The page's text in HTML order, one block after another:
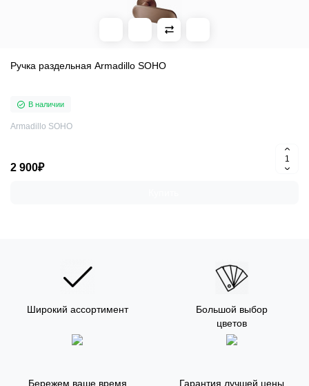
Ручка раздельная Armadillo SOHO
В наличии
Armadillo SOHO
2 900₽
Широкий ассортимент
Большой выбор
цветов
Бережем ваше время
Гарантия лучшей цены